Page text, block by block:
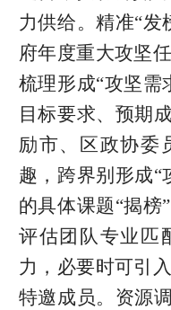
力供给。精准“发
府年度重大攻坚
梳理形成“攻坚需
目标要求、预期
励市、区政协委
趣，跨界别形成“
的具体课题“揭榜
评估团队专业匹
力，必要时可引
特邀成员。资源